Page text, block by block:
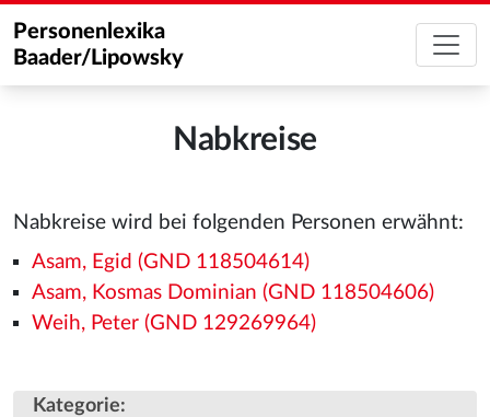
Personenlexika
Baader/Lipowsky
Nabkreise
Nabkreise wird bei folgenden Personen erwähnt:
Asam, Egid (GND 118504614)
Asam, Kosmas Dominian (GND 118504606)
Weih, Peter (GND 129269964)
Kategorie: